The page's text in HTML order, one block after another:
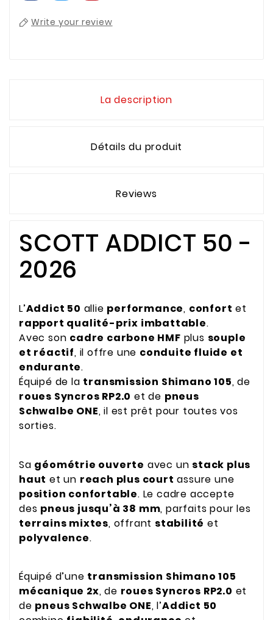
Write your review
La description
Détails du produit
Reviews
SCOTT ADDICT 50 -
2026
L’Addict 50 allie performance, confort et
rapport qualité-prix imbattable.
Avec son cadre carbone HMF plus souple
et réactif, il offre une conduite fluide et
endurante.
Équipé de la transmission Shimano 105, de
roues Syncros RP2.0 et de pneus
Schwalbe ONE, il est prêt pour toutes vos
sorties.
Sa géométrie ouverte avec un stack plus
haut et un reach plus court assure une
position confortable. Le cadre accepte
des pneus jusqu’à 38 mm, parfaits pour les
terrains mixtes, offrant stabilité et
polyvalence.
Équipé d’une transmission Shimano 105
mécanique 2x, de roues Syncros RP2.0 et
de pneus Schwalbe ONE, l’Addict 50